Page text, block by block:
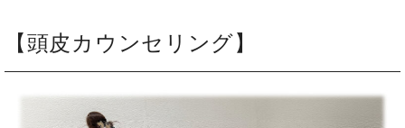
【頭皮カウンセリング】